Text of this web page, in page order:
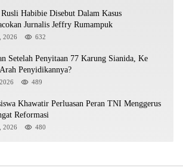
Habibie Disebut Dalam Kasus
Jurnalis Jeffry Rumampuk
2026 632
Setelah Penyitaan 77 Karung Sianida, Ke
Penyidikannya?
489
Khawatir Perluasan Peran TNI Menggerus
Reformasi
2026 480